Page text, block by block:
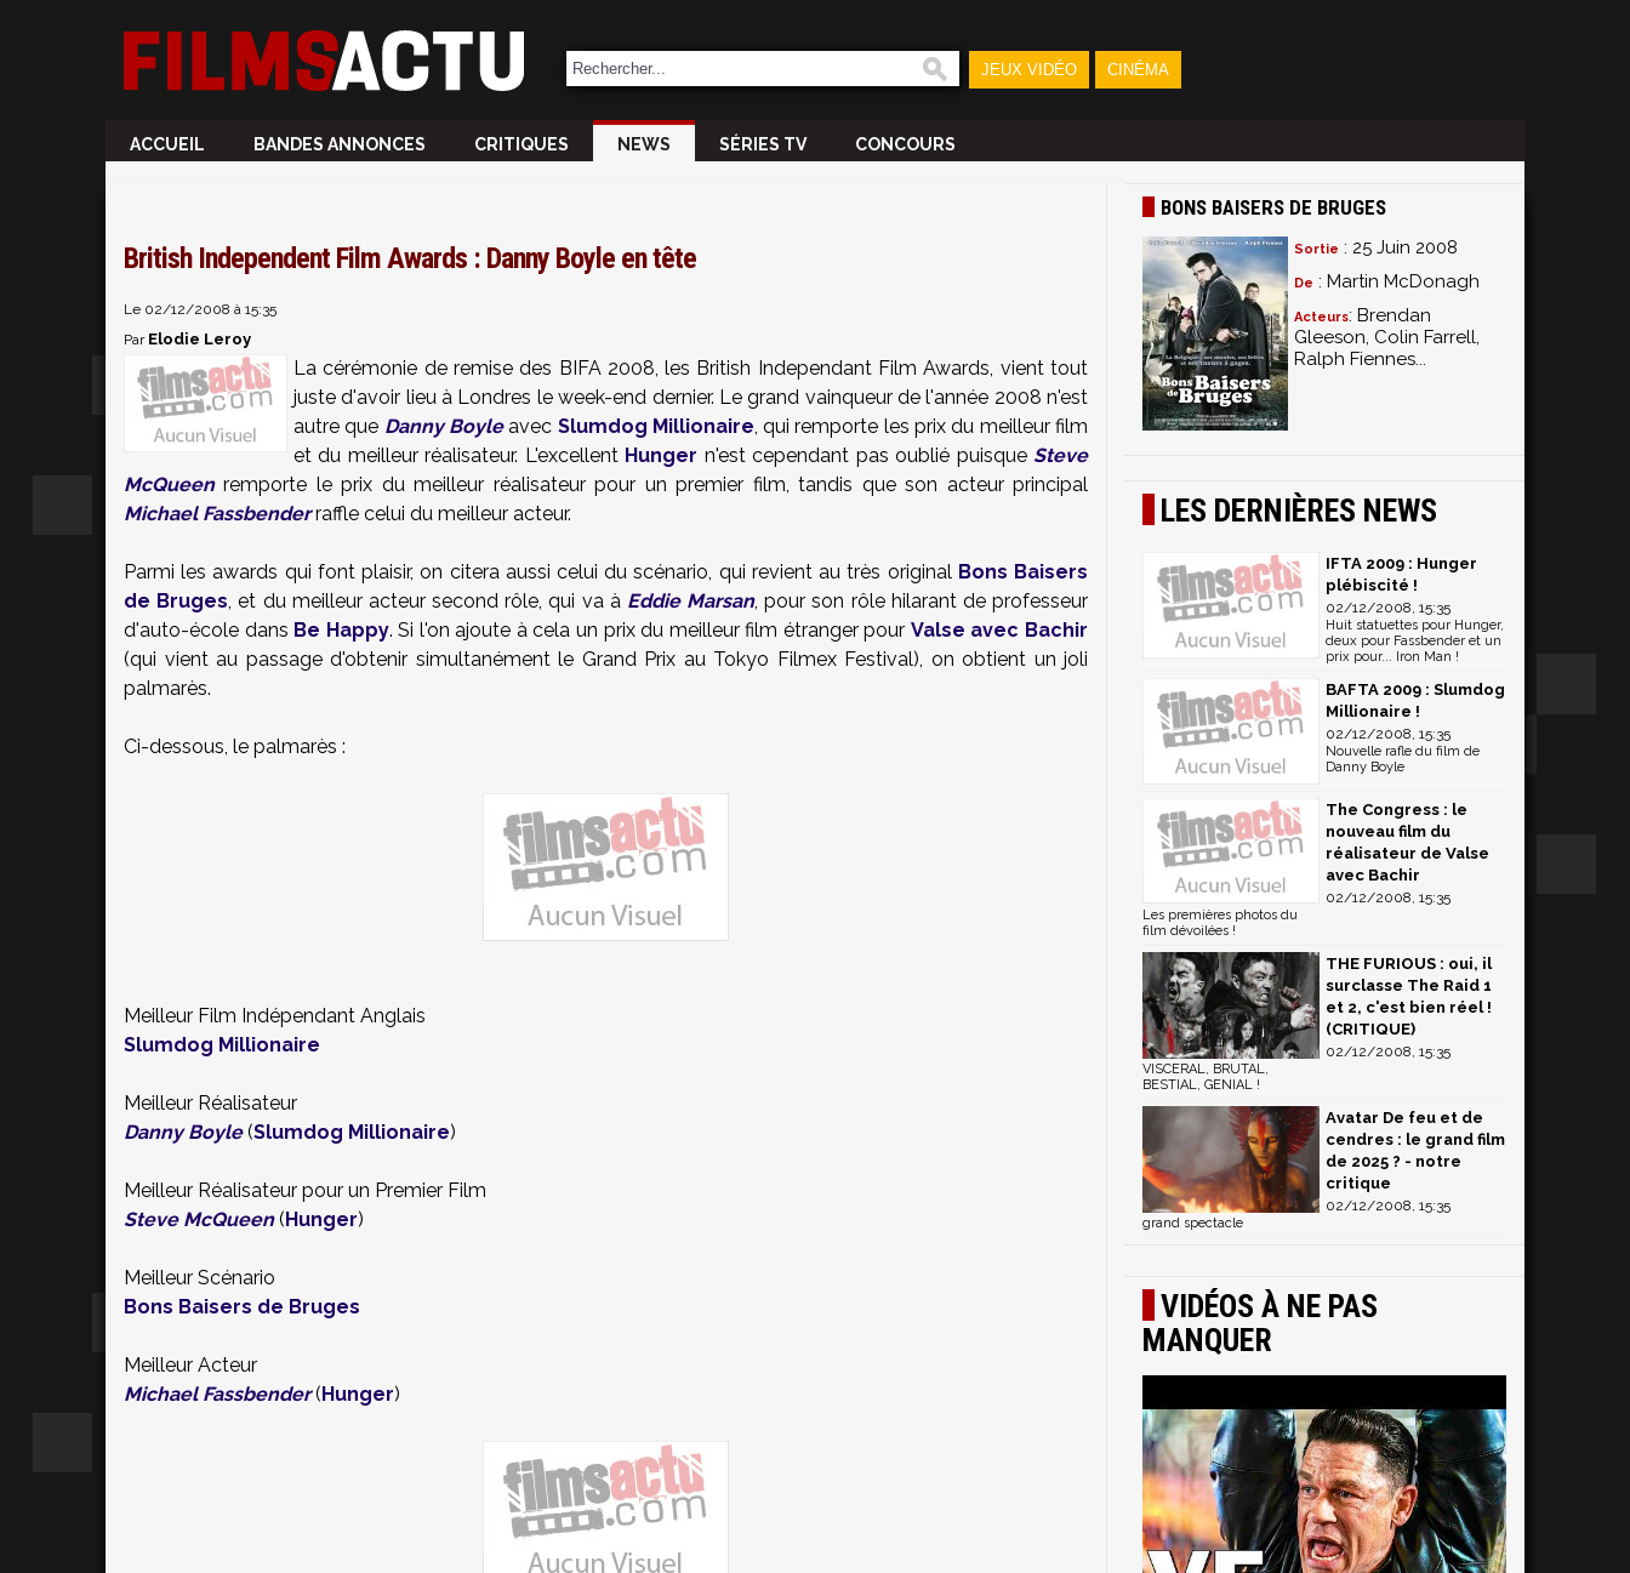
JEUX VIDÉO CINÉMA
ACCUEIL BANDES ANNONCES CRITIQUES NEWS SÉRIES TV CONCOURS
British Independent Film Awards : Danny Boyle en tête
Le 02/12/2008 à 15:35
Par Elodie Leroy
La cérémonie de remise des BIFA 2008, les British Independant Film Awards, vient tout
juste d'avoir lieu à Londres le week-end dernier. Le grand vainqueur de l'année 2008 n'est
autre que Danny Boyleavec Slumdog Millionaire, qui remporte les prix du meilleur film
et du meilleur réalisateur. L'excellent Hunger n'est cependant pas oublié puisqueSteve
McQueenremporte le prix du meilleur réalisateur pour un premier film, tandis que son acteur principal
Michael Fassbenderraffle celui du meilleur acteur.
Parmi les awards qui font plaisir, on citera aussi celui du scénario, qui revient au très original Bons Baisers
de Bruges, et du meilleur acteur second rôle, qui va à Eddie Marsan, pour son rôle hilarant de professeur
d'auto-école dans Be Happy. Si l'on ajoute à cela un prix du meilleur film étranger pour Valse avec Bachir
(qui vient au passage d'obtenir simultanément le Grand Prix au Tokyo Filmex Festival), on obtient un joli
palmarès.
Ci-dessous, le palmarès :
Meilleur Film Indépendant Anglais
Slumdog Millionaire
Meilleur Réalisateur
Danny Boyle(Slumdog Millionaire)
Meilleur Réalisateur pour un Premier Film
Steve McQueen(Hunger)
Meilleur Scénario
Bons Baisers de Bruges
Meilleur Acteur
Michael Fassbender(Hunger)
BONS BAISERS DE BRUGES
Sortie : 25 Juin 2008
De : Martin McDonagh
Acteurs: Brendan
Gleeson, Colin Farrell,
Ralph Fiennes...
LES DERNIÈRES NEWS
IFTA 2009 : Hunger
plébiscité !
02/12/2008, 15:35
Huit statuettes pour Hunger,
deux pour Fassbender et un
prix pour... Iron Man !
BAFTA 2009 : Slumdog
Millionaire !
02/12/2008, 15:35
Nouvelle rafle du film de
Danny Boyle
The Congress : le
nouveau film du
réalisateur de Valse
avec Bachir
02/12/2008, 15:35
Les premières photos du
film dévoilées !
THE FURIOUS : oui, il
surclasse The Raid 1
et 2, c'est bien réel !
(CRITIQUE)
02/12/2008, 15:35
VISCERAL, BRUTAL,
BESTIAL, GENIAL !
Avatar De feu et de
cendres : le grand film
de 2025 ? - notre
critique
02/12/2008, 15:35
grand spectacle
VIDÉOS À NE PAS
MANQUER